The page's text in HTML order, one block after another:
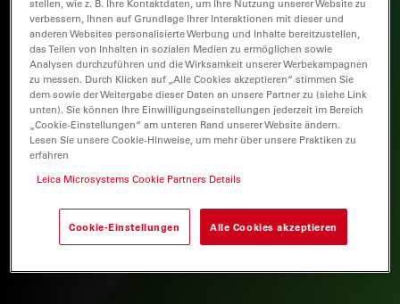
stellen, wie z. B. Ihre Kontaktdaten, um Ihre Nutzung unserer Website zu
verbessern, Ihnen auf Grundlage Ihrer Interaktionen mit dieser und
anderen Websites personalisierte Werbung und Inhalte bereitzustellen,
das Teilen von Inhalten in sozialen Medien zu ermöglichen sowie
Analysen durchzuführen und die Wirksamkeit unserer Werbekampagnen
zu messen. Durch Klicken auf „Alle Cookies akzeptieren“ stimmen Sie
dem sowie der Weitergabe dieser Daten an unsere Partner zu (siehe Link
unten). Sie können Ihre Einwilligungseinstellungen jederzeit im Bereich
„Cookie-Einstellungen“ am unteren Rand unserer Website ändern.
Lesen Sie unsere Cookie-Hinweise, um mehr über unsere Praktiken zu
erfahren
Leica Microsystems Cookie Partners Details
Cookie-Einstellungen Alle Cookies akzeptieren